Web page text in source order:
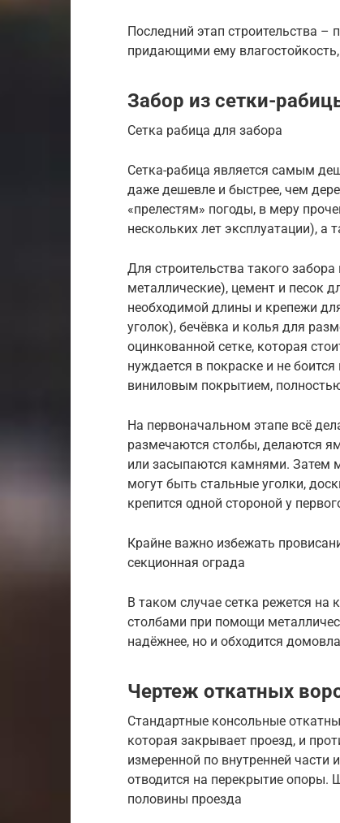
Последний этап строительства
придающими ему
Забор из сетки-
Сетка рабица для забора
Сетка-рабица является самым
даже дешевле и быстрее, чем
«прелестям» погоды, в меру
нескольких лет эксплуатации), а
Для строительства такого
металлические), цемент и песок
необходимой длины и крепежи
уголок), бечёвка и колья для
оцинкованной сетке, которая
нуждается в покраске и не
виниловым покрытием,
На первоначальном этапе всё
размечаются столбы, делаются
или засыпаются камнями. Затем
могут быть стальные уголки,
крепится одной стороной у
Крайне важно избежать
секционная ограда
В таком случае сетка режется
столбами при помощи
надёжнее, но и обходится
Чертеж откатных
Стандартные консольные
которая закрывает проезд, и
измеренной по внутренней
отводится на перекрытие
половины проезда